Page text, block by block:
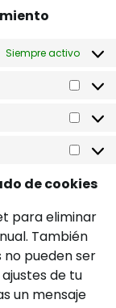
Siempre activo
de cookies
para eliminar
También
pueden ser
de tu
un mensaje